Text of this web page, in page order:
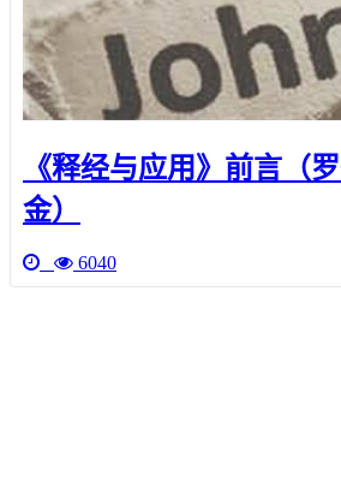
《释经与应用》前言（
金）
6040